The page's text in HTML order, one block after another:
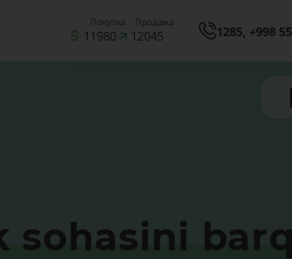
Покупка
11980
Продажа
12045 1285, +998
sohasini